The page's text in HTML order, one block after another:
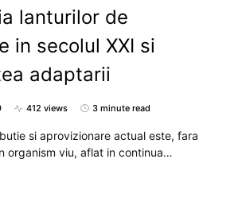
lanturilor de
in secolul XXI si
adaptarii
412 views 3 minute read
si aprovizionare actual este, fara
organism viu, aflat in continua…